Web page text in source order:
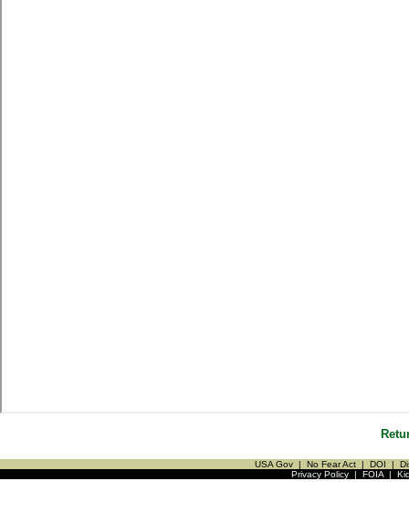
USA Gov | No Fear Act | DOI |
Privacy Policy| FOIA|